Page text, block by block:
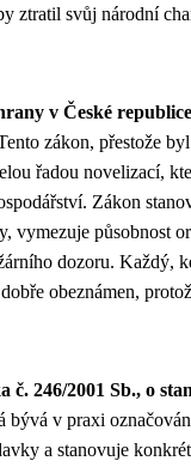
ztratil svůj národní
v České
zákon, přestože
řadou novelizací,
Zákon
vymezuje působnost
dozoru. Každý,
obeznámen,
č. 246/2001 Sb., o
bývá v praxi
a stanovuje